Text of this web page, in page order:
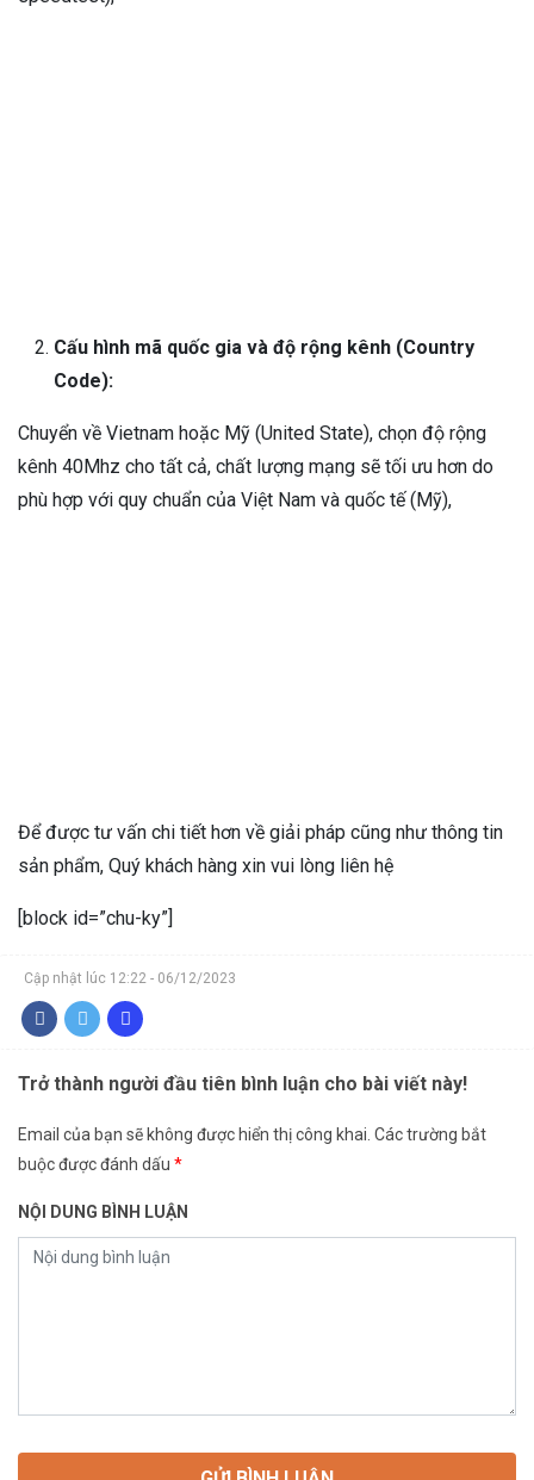
Cấu hình mã quốc gia và độ rộng kênh (Country
Code):
Chuyển về Vietnam hoặc Mỹ (United State), chọn độ rộng
kênh 40Mhz cho tất cả, chất lượng mạng sẽ tối ưu hơn do
phù hợp với quy chuẩn của Việt Nam và quốc tế (Mỹ),
Để được tư vấn chi tiết hơn về giải pháp cũng như thông tin
sản phẩm, Quý khách hàng xin vui lòng liên hệ
[block id=”chu-ky”]
Cập nhật lúc 12:22 - 06/12/2023
Trở thành người đầu tiên bình luận cho bài viết này!
Email của bạn sẽ không được hiển thị công khai. Các trường bắt
buộc được đánh dấu *
NỘI DUNG BÌNH LUẬN